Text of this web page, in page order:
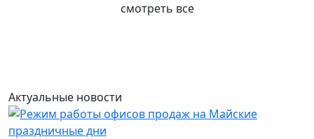
смотреть все
Актуальные новости